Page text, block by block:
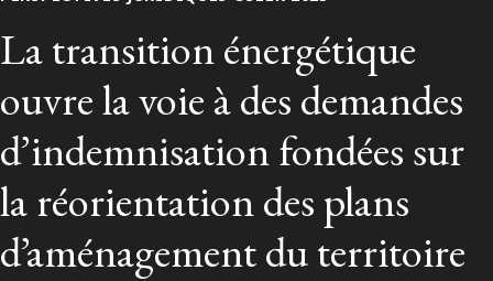
ENGLISH
S’abonner aux articles Osler
S’abonner
La transition énergétique
ouvre la voie à des demandes
d’indemnisation fondées sur
la réorientation des plans
d’aménagement du territoire